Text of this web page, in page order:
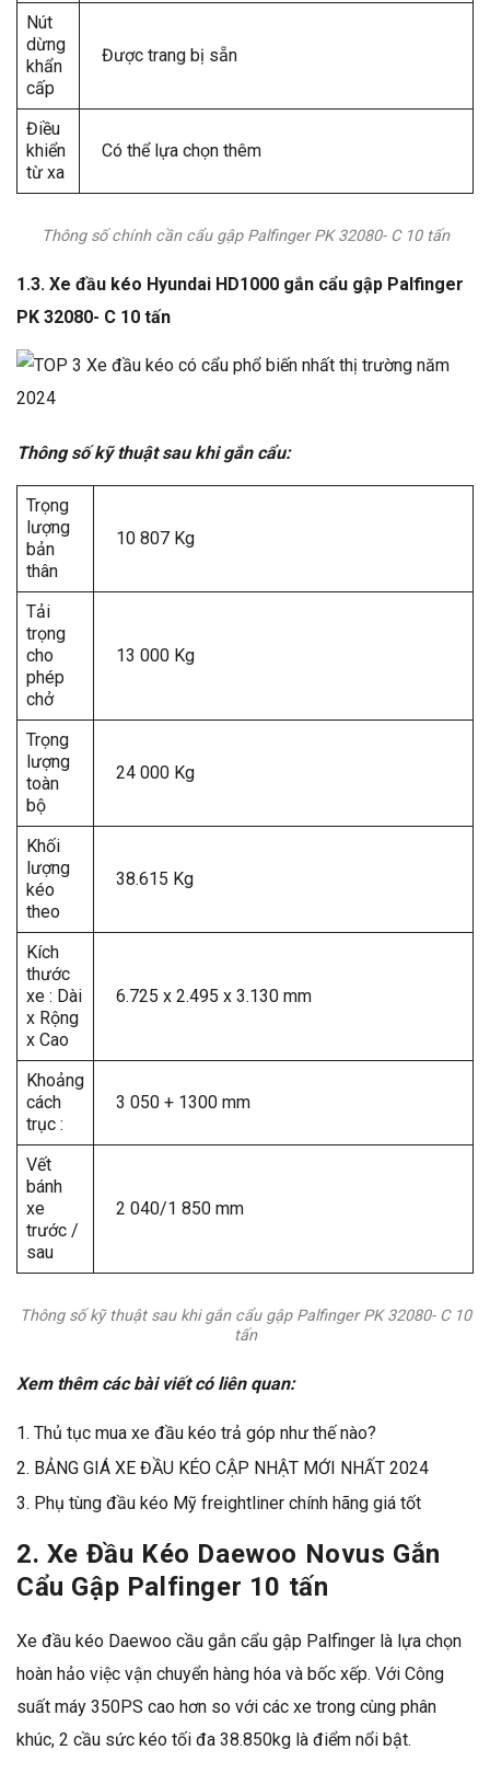
Nút
dừng
khẩn
cấp
Được trang bị sẵn
Điều
khiển
từ xa
Có thể lựa chọn thêm
Thông số chính cần cẩu gập Palfinger PK 32080- C 10 tấn
1.3. Xe đầu kéo Hyundai HD1000 gắn cẩu gập Palfinger
PK 32080- C 10 tấn
Thông số kỹ thuật sau khi gắn cẩu:
Trọng
lượng
bản
thân
10 807 Kg
Tải
trọng
cho
phép
chở
13 000 Kg
Trọng
lượng
toàn
bộ
24 000 Kg
Khối
lượng
kéo
theo
38.615 Kg
Kích
thước
xe : Dài
x Rộng
x Cao
6.725 x 2.495 x 3.130 mm
Khoảng
cách
trục :
3 050 + 1300 mm
Vết
bánh
xe
trước /
sau
2 040/1 850 mm
Thông số kỹ thuật sau khi gắn cẩu gập Palfinger PK 32080- C 10
tấn
Xem thêm các bài viết có liên quan:
Thủ tục mua xe đầu kéo trả góp như thế nào?
BẢNG GIÁ XE ĐẦU KÉO CẬP NHẬT MỚI NHẤT 2024
Phụ tùng đầu kéo Mỹ freightliner chính hãng giá tốt
2. Xe Đầu Kéo Daewoo Novus Gắn
Cẩu Gập Palfinger 10 tấn
Xe đầu kéo Daewoo cầu gắn cẩu gập Palfinger là lựa chọn
hoàn hảo việc vận chuyển hàng hóa và bốc xếp. Với Công
suất máy 350PS cao hơn so với các xe trong cùng phân
khúc, 2 cầu sức kéo tối đa 38.850kg là điểm nổi bật.